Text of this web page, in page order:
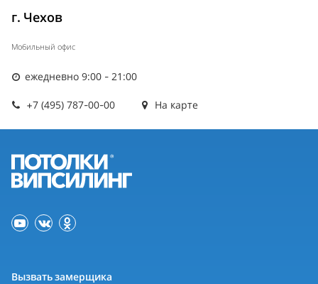
г. Чехов
Мобильный офис
ежедневно 9:00 - 21:00
+7 (495) 787-00-00 На карте
Вызвать замерщика